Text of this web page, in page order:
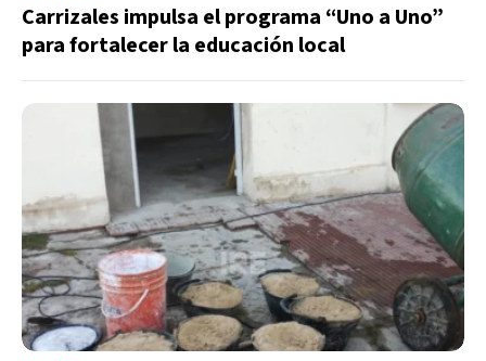
Carrizales impulsa el programa “Uno a Uno”
para fortalecer la educación local